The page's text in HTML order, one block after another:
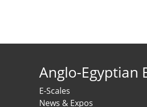
Anglo-Egyptian
E-Scales
News & Expos